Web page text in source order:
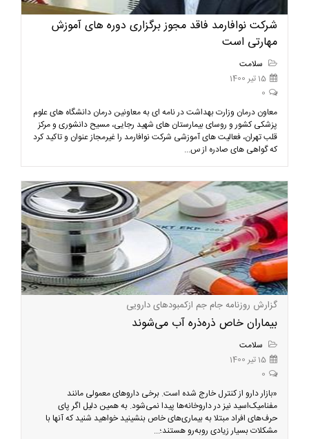
شرکت نوافارمد فاقد مجوز برگزاری دوره های آموزش
مهارتی است
سلامت
15 تیر 1400
0
معاون درمان وزارت بهداشت در نامه ای به معاونین درمان دانشگاه های علوم
پزشکی کشور و روسای بیمارستان های شهید رجایی، مسیح دانشوری و مرکز
قلب تهران، فعالیت های آموزشی شرکت نوافارمد را غیرمجاز عنوان و تاکید کرد
که گواهی های صادره از س...
گزارش روزنامه جام جم ازکمبودهای دارویی
بیماران خاص ذره‌ذره آب می‌شوند
سلامت
15 تیر 1400
0
«بازار دارو از کنترل خارج شده است. برخی داروهای معمولی مانند
مفنامیک‌اسید نیز در داروخانه‌ها پیدا نمی‌شود. به همین دلیل اگر پای
حرف‌های افراد مبتلا به بیماری‌های خاص بنشینید خواهید شنید که آنها با
مشکلات بسیار زیادی روبه‌رو هستند؛...